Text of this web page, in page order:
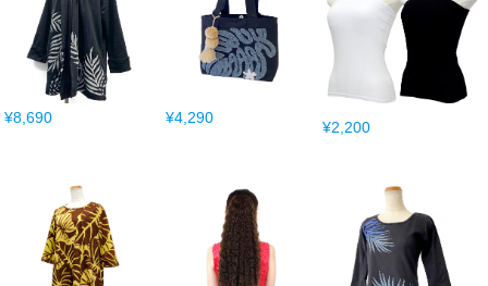
¥8,690 ¥4,290
¥2,200